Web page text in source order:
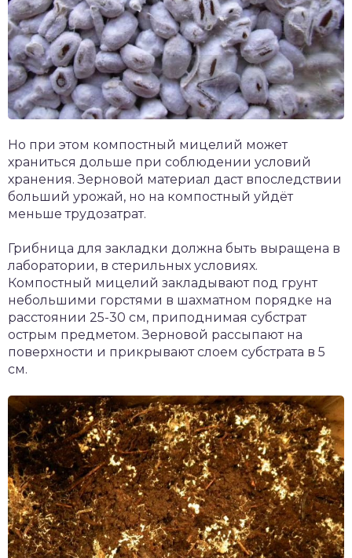
Но при этом компостный мицелий может
храниться дольше при соблюдении условий
хранения. Зерновой материал даст впоследствии
больший урожай, но на компостный уйдёт
меньше трудозатрат.
Грибница для закладки должна быть выращена в
лаборатории, в стерильных условиях.
Компостный мицелий закладывают под грунт
небольшими горстями в шахматном порядке на
расстоянии 25-30 см, приподнимая субстрат
острым предметом. Зерновой рассыпают на
поверхности и прикрывают слоем субстрата в 5
см.